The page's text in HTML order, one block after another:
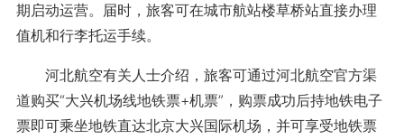
期启动运营。届时，旅客可在城市航站楼草桥站直接办理
值机和行李托运手续。
河北航空有关人士介绍，旅客可通过河北航空官方渠
道购买“大兴机场线地铁票+机票”，购票成功后持地铁电子
票即可乘坐地铁直达北京大兴国际机场，并可享受地铁票